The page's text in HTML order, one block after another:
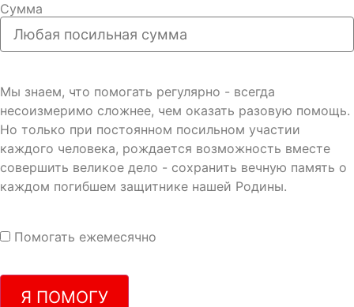
Сумма
Мы знаем, что помогать регулярно - всегда
несоизмеримо сложнее, чем оказать разовую помощь.
Но только при постоянном посильном участии
каждого человека, рождается возможность вместе
совершить великое дело - сохранить вечную память о
каждом погибшем защитнике нашей Родины.
Помогать ежемесячно
Я ПОМОГУ